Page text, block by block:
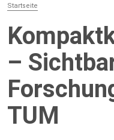
Startseite
–
TUM